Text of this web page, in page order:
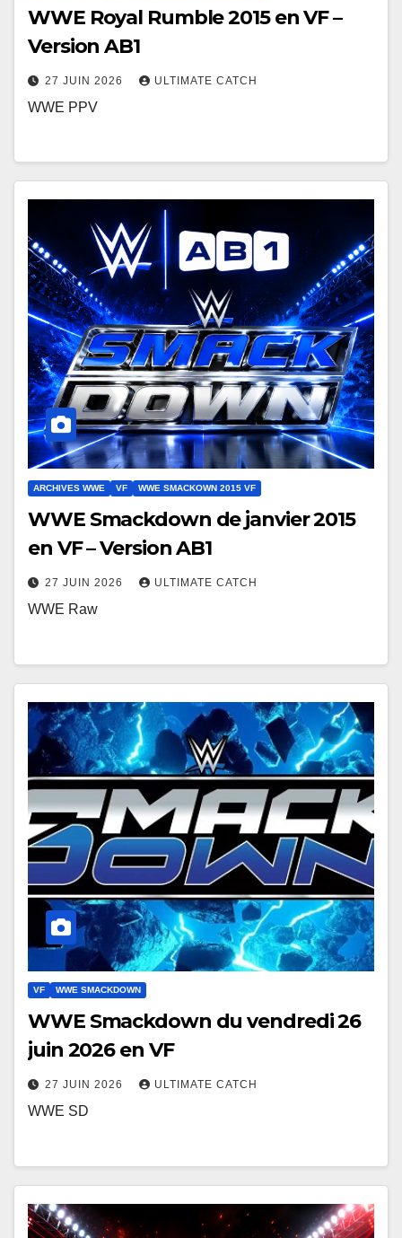
WWE Royal Rumble 2015 en VF –
Version AB1
27 JUIN 2026 ULTIMATE CATCH
WWE PPV
ARCHIVES WWE VF WWE SMACKOWN 2015 VF
WWE Smackdown de janvier 2015
en VF – Version AB1
27 JUIN 2026 ULTIMATE CATCH
WWE Raw
VF WWE SMACKDOWN
WWE Smackdown du vendredi 26
juin 2026 en VF
27 JUIN 2026 ULTIMATE CATCH
WWE SD